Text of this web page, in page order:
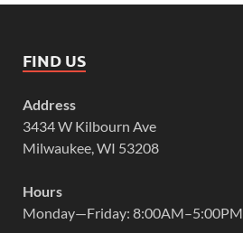
FIND US
Address
3434 W Kilbourn Ave
Milwaukee, WI 53208
Hours
Monday—Friday: 8:00AM–5:00PM